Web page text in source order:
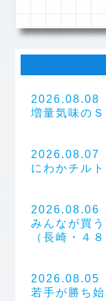
2026.08.08
増量気味の
2026.08.07
にわかチル
2026.08.06
みんなが買
（長崎・４８
2026.08.05
若手が勝ち